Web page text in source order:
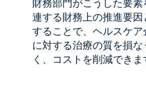
財務部門がこうした要
連する財務上の推進要
することで、ヘルスケ
に対する治療の質を損
く、コストを削減できま